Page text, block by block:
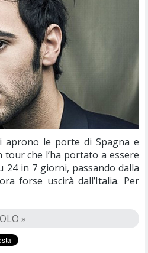
aprono le porte di Spagna e
tour che l’ha portato a essere
24 in 7 giorni, passando dalla
forse uscirà dall’Italia. Per
»